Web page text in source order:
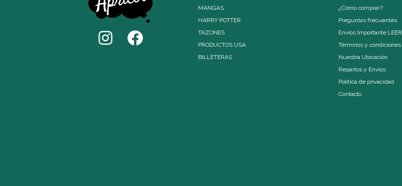
MANGAS
HARRY POTTER
TAZONES
PRODUCTOS USA
BILLETERAS
¿Cómo comprar?
Preguntas frecuentes
Envíos Importante LEER
Términos y condiciones
Nuestra Ubicación
Repartos y Envíos
Política de privacidad
Contacto